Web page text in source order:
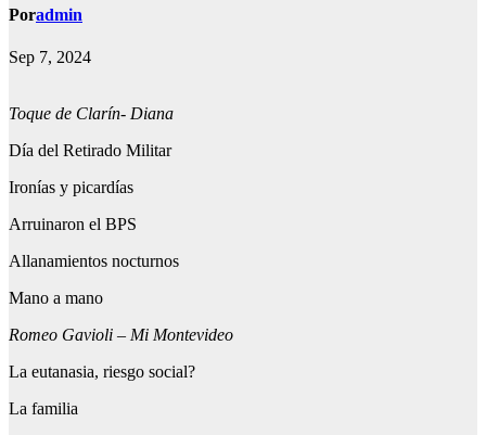
Poradmin
Sep 7, 2024
Toque de Clarín- Diana
Día del Retirado Militar
Ironías y picardías
Arruinaron el BPS
Allanamientos nocturnos
Mano a mano
Romeo Gavioli – Mi Montevideo
La eutanasia, riesgo social?
La familia